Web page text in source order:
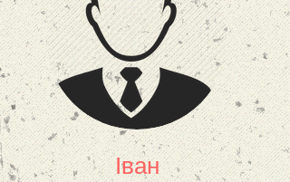
Іван